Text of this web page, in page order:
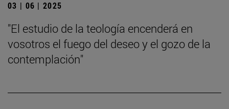
03 | 06 | 2025
"El estudio de la teología encenderá en
vosotros el fuego del deseo y el gozo de la
contemplación"